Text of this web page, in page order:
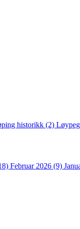
historikk (2)
Februar 2026 (9)